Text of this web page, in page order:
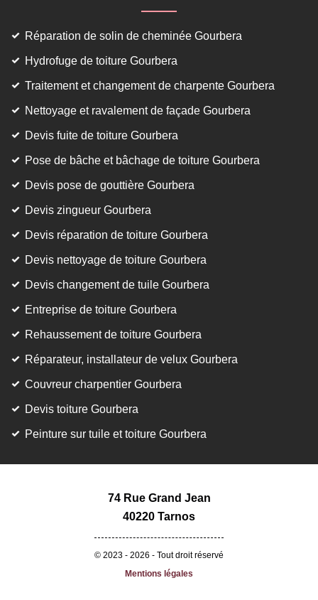
Réparation de solin de cheminée Gourbera
Hydrofuge de toiture Gourbera
Traitement et changement de charpente Gourbera
Nettoyage et ravalement de façade Gourbera
Devis fuite de toiture Gourbera
Pose de bâche et bâchage de toiture Gourbera
Devis pose de gouttière Gourbera
Devis zingueur Gourbera
Devis réparation de toiture Gourbera
Devis nettoyage de toiture Gourbera
Devis changement de tuile Gourbera
Entreprise de toiture Gourbera
Rehaussement de toiture Gourbera
Réparateur, installateur de velux Gourbera
Couvreur charpentier Gourbera
Devis toiture Gourbera
Peinture sur tuile et toiture Gourbera
74 Rue Grand Jean
40220 Tarnos
© 2023 - 2026 - Tout droit réservé
Mentions légales